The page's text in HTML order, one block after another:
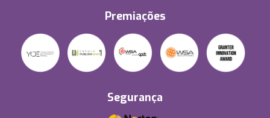
Premiações
Segurança